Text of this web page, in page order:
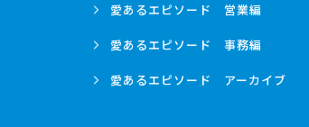
愛あるエピソード 営業編
愛あるエピソード 事務編
愛あるエピソード アーカイブ